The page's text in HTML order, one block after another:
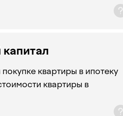
квартиры в ипотеку
квартиры в